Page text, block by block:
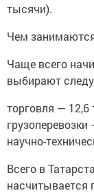
тысячи).
Чем
Чаще всего
выбирают
торговля — 12,6
научно-
Всего в
насчитывается